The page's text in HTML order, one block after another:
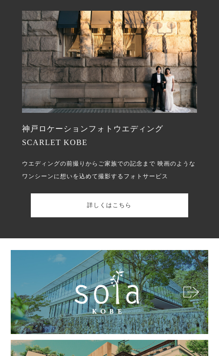
神戸ロケーションフォトウエディング
SCARLET KOBE
ウエディングの前撮りからご家族での記念まで 映画のような
ワンシーンに想いを込めて撮影するフォトサービス
詳しくはこちら